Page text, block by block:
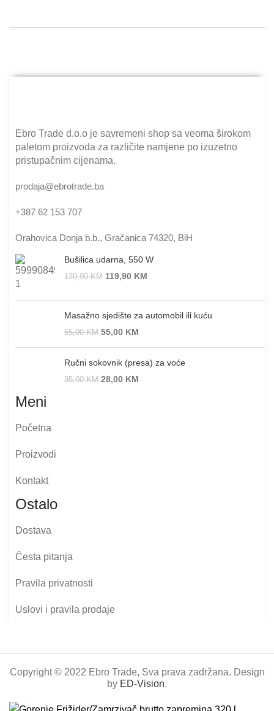
Ebro Trade d.o.o je savremeni shop sa veoma širokom
paletom proizvoda za različite namjene po izuzetno
pristupačnim cijenama.
prodaja@ebrotrade.ba
+387 62 153 707
Orahovica Donja b.b., Gračanica 74320, BiH
Bušilica udarna, 550 W
139,90KM 119,90 KM
Masažno sjedište za automobil ili kuću
65,00KM 55,00 KM
Ručni sokovnik (presa) za voće
35,00KM 28,00 KM
Meni
Početna
Proizvodi
Kontakt
Ostalo
Dostava
Česta pitanja
Pravila privatnosti
Uslovi i pravila prodaje
Copyright © 2022 Ebro Trade, Sva prava zadržana. Design
by ED-Vision.